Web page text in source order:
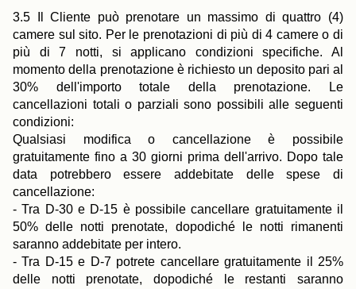
3.5 Il Cliente può prenotare un massimo di quattro (4)
camere sul sito. Per le prenotazioni di più di 4 camere o di
più di 7 notti, si applicano condizioni specifiche. Al
momento della prenotazione è richiesto un deposito pari al
30% dell'importo totale della prenotazione. Le
cancellazioni totali o parziali sono possibili alle seguenti
condizioni:
Qualsiasi modifica o cancellazione è possibile
gratuitamente fino a 30 giorni prima dell'arrivo. Dopo tale
data potrebbero essere addebitate delle spese di
cancellazione:
- Tra D-30 e D-15 è possibile cancellare gratuitamente il
50% delle notti prenotate, dopodiché le notti rimanenti
saranno addebitate per intero.
- Tra D-15 e D-7 potrete cancellare gratuitamente il 25%
delle notti prenotate, dopodiché le restanti saranno